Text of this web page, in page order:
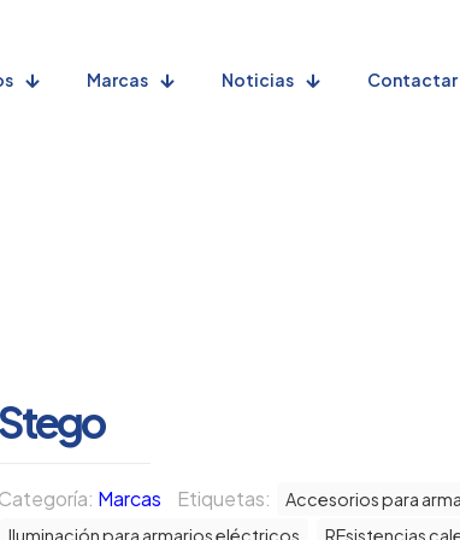
Marcas Noticias Contactar
Stego
Categoría: Marcas Etiquetas: Accesorios para
Iluminación para armarios eléctricos
REsistencias